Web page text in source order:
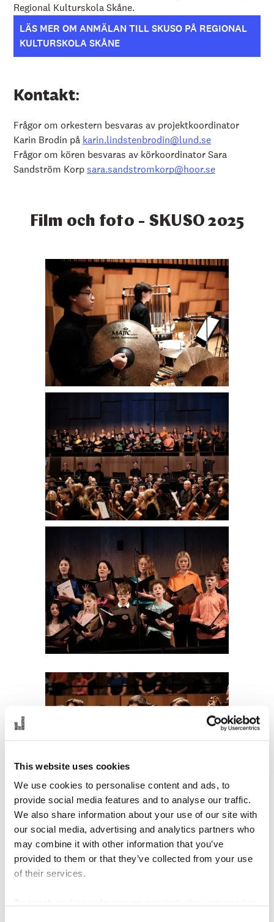
This website uses cookies
We use cookies to personalise content and ads, to
provide social media features and to analyse our traffic.
We also share information about your use of our site with
our social media, advertising and analytics partners who
may combine it with other information that you’ve
provided to them or that they’ve collected from your use
of their services.
Regional Kulturskola Skåne.
LÄS MER OM ANMÄLAN TILL SKUSO PÅ REGIONAL
KULTURSKOLA SKÅNE
Kontakt:
Frågor om orkestern besvaras av projektkoordinator
Karin Brodin på karin.lindstenbrodin@lund.se
Frågor om kören besvaras av körkoordinator Sara
Sandström Korpsara.sandstromkorp@hoor.se
Film och foto - SKUSO 2025